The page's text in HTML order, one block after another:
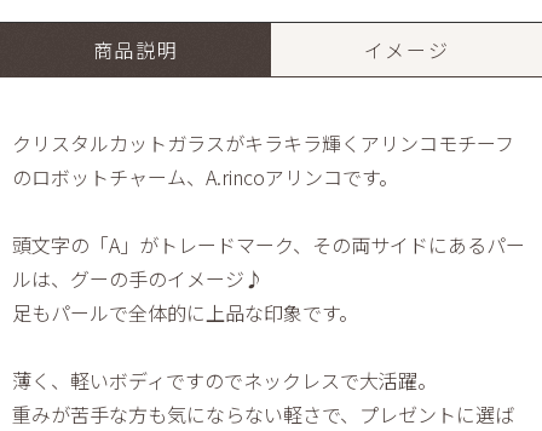
商品説明 イメージ
クリスタルカットガラスがキラキラ輝くアリンコモチーフ
のロボットチャーム、A.rincoアリンコです。
頭文字の「A」がトレードマーク、その両サイドにあるパー
ルは、グーの手のイメージ♪
足もパールで全体的に上品な印象です。
薄く、軽いボディですのでネックレスで大活躍。
重みが苦手な方も気にならない軽さで、プレゼントに選ば